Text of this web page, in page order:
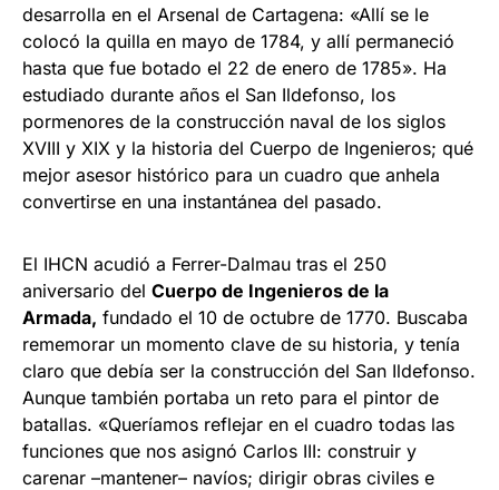
desarrolla en el Arsenal de Cartagena: «Allí se le
colocó la quilla en mayo de 1784, y allí permaneció
hasta que fue botado el 22 de enero de 1785». Ha
estudiado durante años el San Ildefonso, los
pormenores de la construcción naval de los siglos
XVIII y XIX y la historia del Cuerpo de Ingenieros; qué
mejor asesor histórico para un cuadro que anhela
convertirse en una instantánea del pasado.
El IHCN acudió a Ferrer-Dalmau tras el 250
aniversario del Cuerpo de Ingenieros de la
Armada, fundado el 10 de octubre de 1770. Buscaba
rememorar un momento clave de su historia, y tenía
claro que debía ser la construcción del San Ildefonso.
Aunque también portaba un reto para el pintor de
batallas. «Queríamos reflejar en el cuadro todas las
funciones que nos asignó Carlos III: construir y
carenar –mantener– navíos; dirigir obras civiles e